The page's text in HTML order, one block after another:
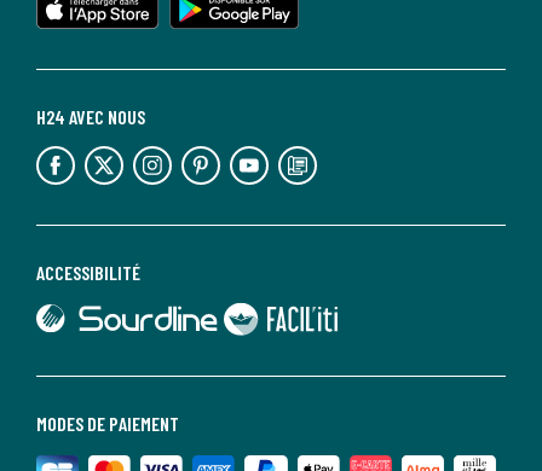
MODES DE PAIEMENT
ACCESSIBILITÉ
lien vers Sourdline
lien vers Faciliti
H24 AVEC NOUS
lien vers l'espace réseaux sociaux lien vers l'espace réseaux sociaux lien vers l'espace réseaux sociaux lien vers l'espace réseaux sociaux lien vers l'espace réseaux sociaux lien vers le blog la redoute